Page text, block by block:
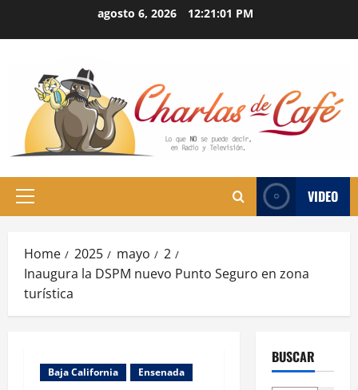
agosto 6, 2026 12:21:02 PM
Primary
VIDEO
Home 2025 mayo
2
Inaugura la DSPM nuevo Punto Seguro en zona
turística
Baja California Ensenada
BUSCAR